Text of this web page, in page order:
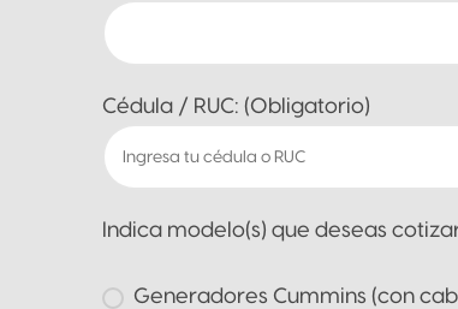
Cédula / RUC: (Obligatorio)
Indica modelo(s) que deseas
Generadores Cummins (con